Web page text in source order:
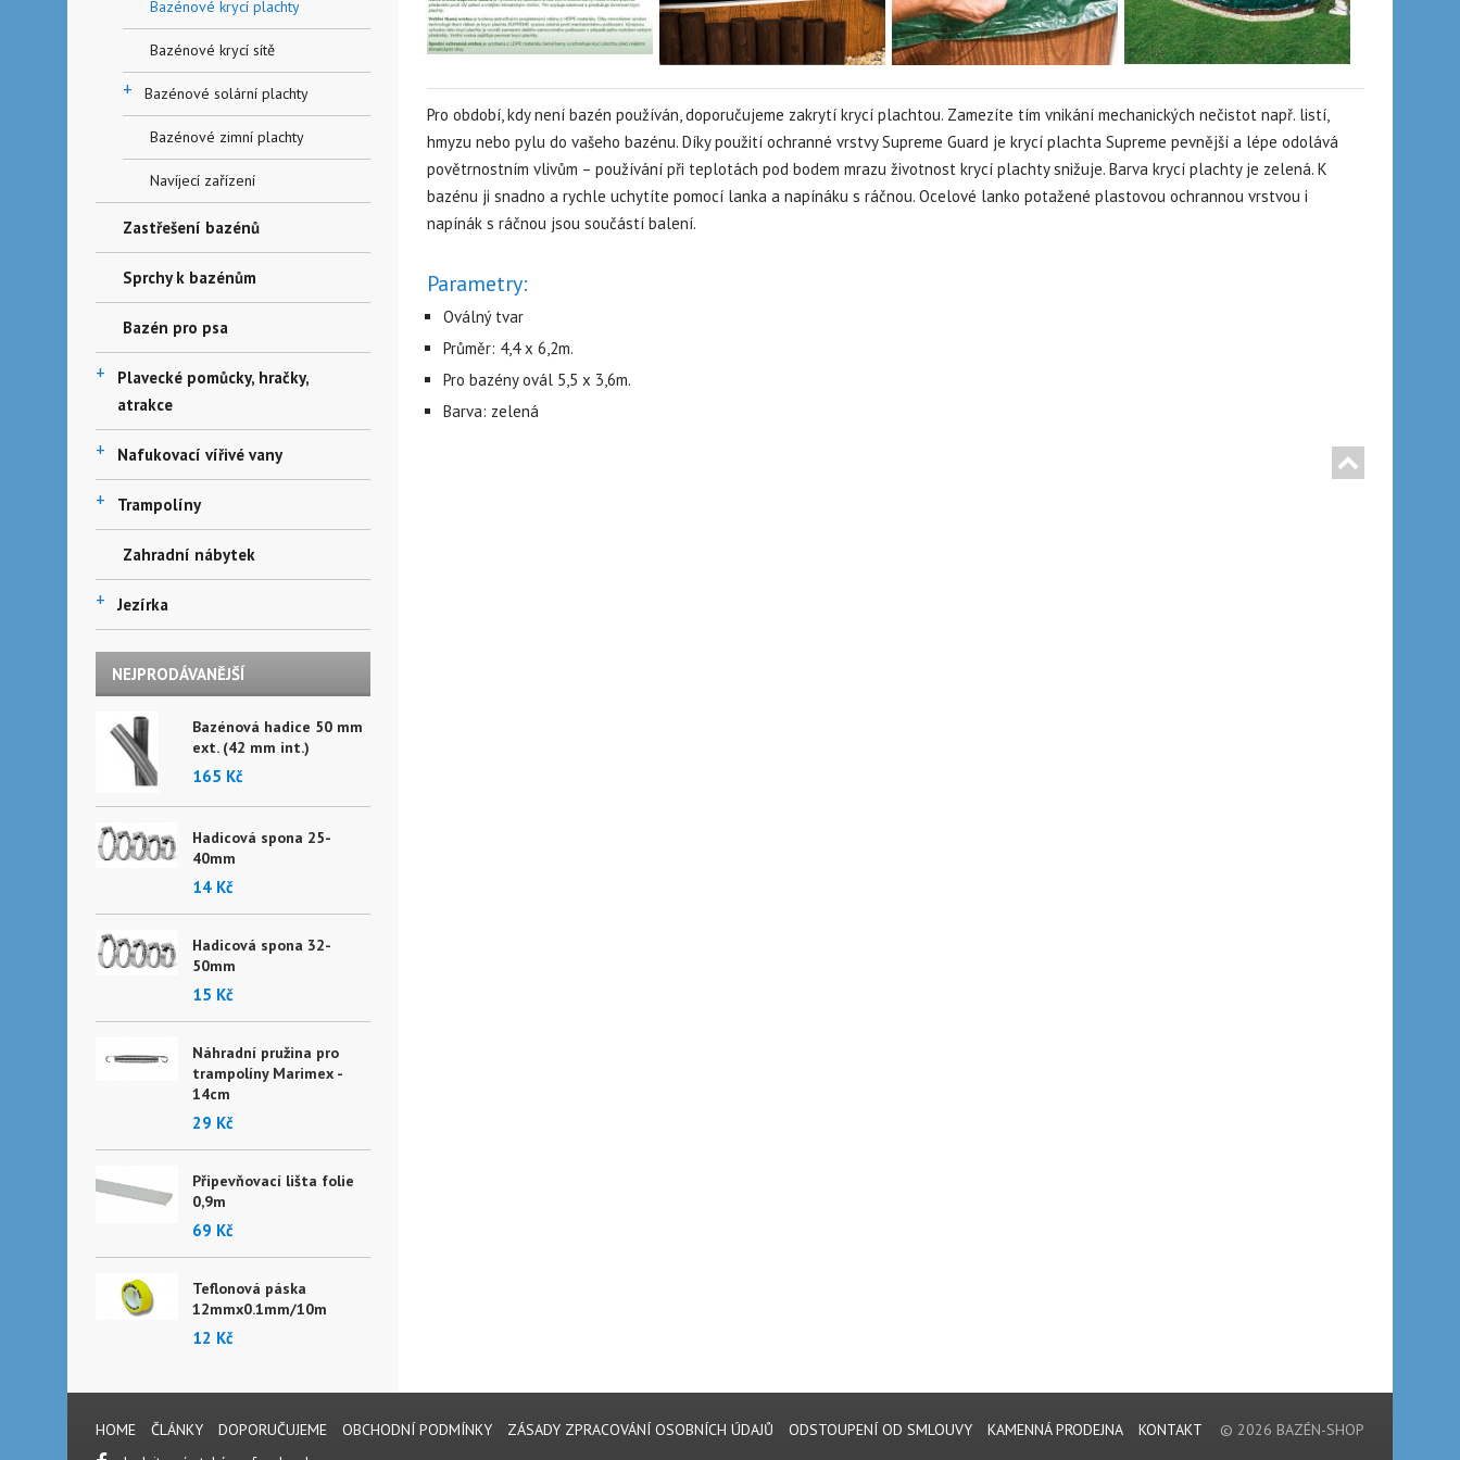
Bazénové krycí plachty
Bazénové krycí sítě
+ Bazénové solární plachty
Bazénové zimní plachty
Navíjecí zařízení
Zastřešení bazénů
Sprchy k bazénům
Bazén pro psa
+
Plavecké pomůcky, hračky,
atrakce
+ Nafukovací vířivé vany
+ Trampolíny
Zahradní nábytek
+ Jezírka
NEJPRODÁVANĚJŠÍ
Bazénová hadice 50 mm
ext. (42 mm int.)
165 Kč
Hadicová spona 25-
40mm
14 Kč
Hadicová spona 32-
50mm
15 Kč
Náhradní pružina pro
trampolíny Marimex -
14cm
29 Kč
Připevňovací lišta folie
0,9m
69 Kč
Teflonová páska
12mmx0.1mm/10m
12 Kč
Pro období, kdy není bazén používán, doporučujeme zakrytí krycí plachtou. Zamezíte tím vnikání mechanických nečistot např. listí,
hmyzu nebo pylu do vašeho bazénu. Díky použití ochranné vrstvy Supreme Guard je krycí plachta Supreme pevnější a lépe odolává
povětrnostním vlivům – používání při teplotách pod bodem mrazu životnost krycí plachty snižuje. Barva krycí plachty je zelená. K
bazénu ji snadno a rychle uchytíte pomocí lanka a napínáku s ráčnou. Ocelové lanko potažené plastovou ochrannou vrstvou i
napínák s ráčnou jsou součástí balení.
Parametry:
Oválný tvar
Průměr: 4,4 x 6,2m.
Pro bazény ovál 5,5 x 3,6m.
Barva: zelená
HOME ČLÁNKY DOPORUČUJEME OBCHODNÍ PODMÍNKY ZÁSADY ZPRACOVÁNÍ OSOBNÍCH ÚDAJŮ ODSTOUPENÍ OD SMLOUVY KAMENNÁ PRODEJNA KONTAKT
© 2026 BAZÉN-SHOP